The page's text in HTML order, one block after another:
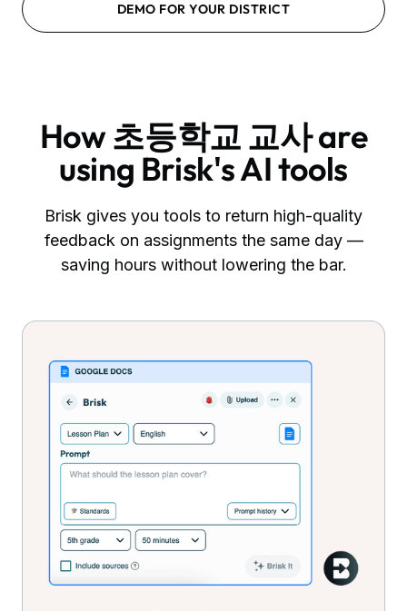
DEMO FOR YOUR DISTRICT
How초등학교 교사are
using Brisk's AI tools
Brisk gives you tools to return high-quality
feedback on assignments the same day —
saving hours without lowering the bar.